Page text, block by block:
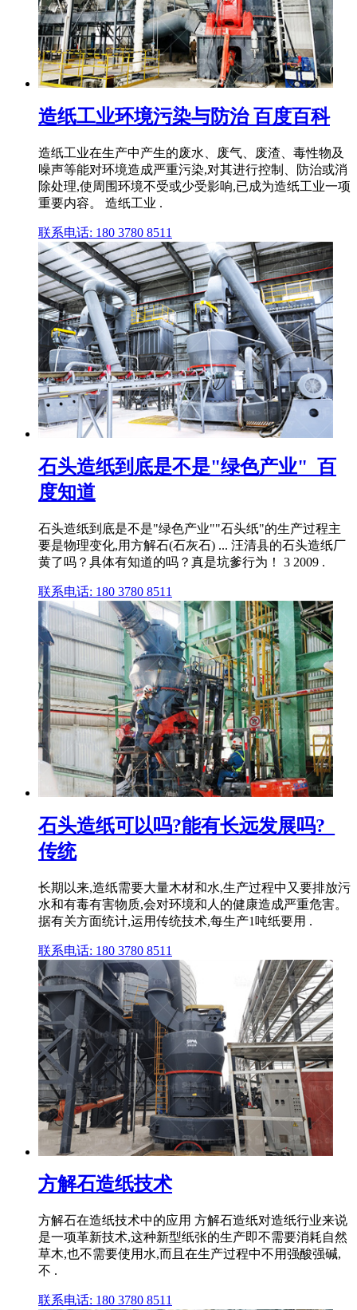
造纸工业环境污染与防治 百度百科
造纸工业在生产中产生的废水、废气、废渣、毒性物及
噪声等能对环境造成严重污染,对其进行控制、防治或消
除处理,使周围环境不受或少受影响,已成为造纸工业一项
重要内容。 造纸工业 .
联系电话: 180 3780 8511
石头造纸到底是不是"绿色产业"_百
度知道
石头造纸到底是不是"绿色产业""石头纸"的生产过程主
要是物理变化,用方解石(石灰石) ... 汪清县的石头造纸厂
黄了吗？具体有知道的吗？真是坑爹行为！ 3 2009 .
联系电话: 180 3780 8511
石头造纸可以吗?能有长远发展吗?_
传统
长期以来,造纸需要大量木材和水,生产过程中又要排放污
水和有毒有害物质,会对环境和人的健康造成严重危害。
据有关方面统计,运用传统技术,每生产1吨纸要用 .
联系电话: 180 3780 8511
方解石造纸技术
方解石在造纸技术中的应用 方解石造纸对造纸行业来说
是一项革新技术,这种新型纸张的生产即不需要消耗自然
草木,也不需要使用水,而且在生产过程中不用强酸强碱,
不 .
联系电话: 180 3780 8511